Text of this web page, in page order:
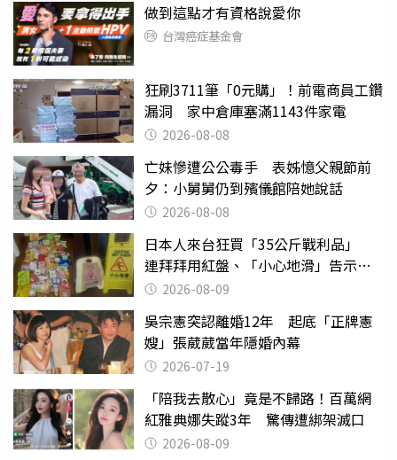
做到這點才有資格說愛你
台灣癌症基金會
狂刷3711筆「0元購」！前電商員工鑽
漏洞 家中倉庫塞滿1143件家電
2026-08-08
亡妹慘遭公公毒手 表姊憶父親節前
夕：小舅舅仍到殯儀館陪她說話
2026-08-08
日本人來台狂買「35公斤戰利品」
連拜拜用紅盤、「小心地滑」告示牌
也帶回家
2026-08-09
吳宗憲突認離婚12年 起底「正牌憲
嫂」張葳葳當年隱婚內幕
2026-07-19
「陪我去散心」竟是不歸路！百萬網
紅雅典娜失蹤3年 驚傳遭綁架滅口
2026-08-09